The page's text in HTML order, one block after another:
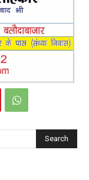
Search